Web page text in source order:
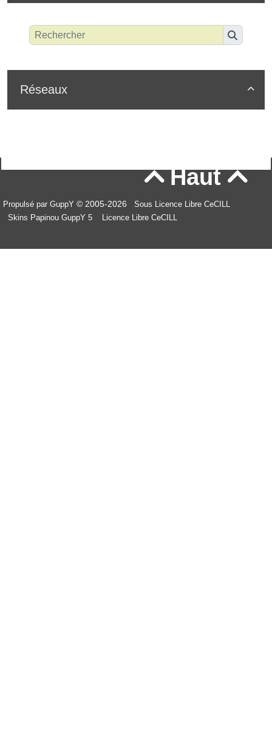

Réseaux
Haut
Propulsé par GuppY © 2005-2026
Sous Licence Libre CeCILL
Skins Papinou GuppY 5
Licence Libre CeCILL